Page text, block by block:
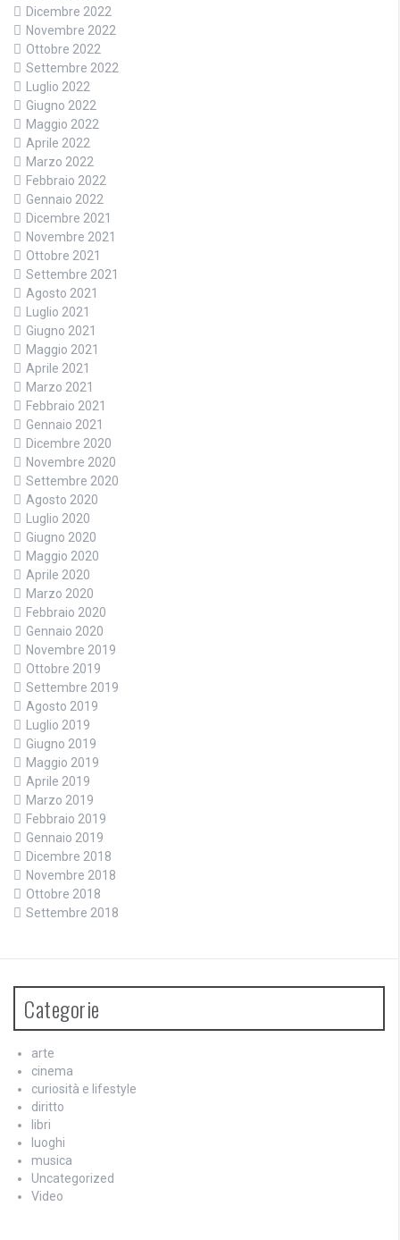
Dicembre 2022
Novembre 2022
Ottobre 2022
Settembre 2022
Luglio 2022
Giugno 2022
Maggio 2022
Aprile 2022
Marzo 2022
Febbraio 2022
Gennaio 2022
Dicembre 2021
Novembre 2021
Ottobre 2021
Settembre 2021
Agosto 2021
Luglio 2021
Giugno 2021
Maggio 2021
Aprile 2021
Marzo 2021
Febbraio 2021
Gennaio 2021
Dicembre 2020
Novembre 2020
Settembre 2020
Agosto 2020
Luglio 2020
Giugno 2020
Maggio 2020
Aprile 2020
Marzo 2020
Febbraio 2020
Gennaio 2020
Novembre 2019
Ottobre 2019
Settembre 2019
Agosto 2019
Luglio 2019
Giugno 2019
Maggio 2019
Aprile 2019
Marzo 2019
Febbraio 2019
Gennaio 2019
Dicembre 2018
Novembre 2018
Ottobre 2018
Settembre 2018
Categorie
arte
cinema
curiosità e lifestyle
diritto
libri
luoghi
musica
Uncategorized
Video